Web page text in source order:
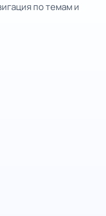
по темам и